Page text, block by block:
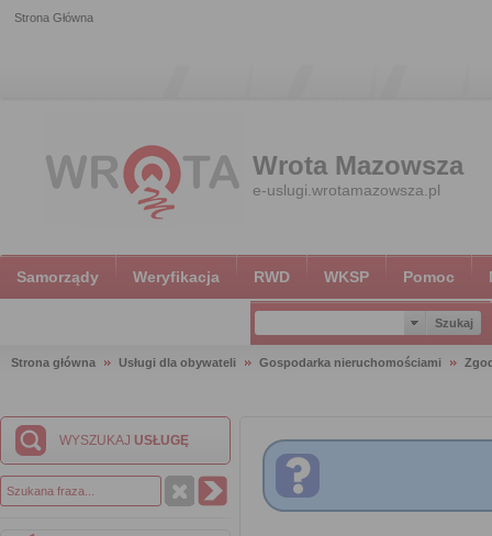
Strona Główna
Wrota Mazowsza
e-uslugi.wrotamazowsza.pl
Samorządy Weryfikacja RWD WKSP Pomoc
Strona główna Usługi dla obywateli Gospodarka nieruchomościami
WYSZUKAJ USŁUGĘ